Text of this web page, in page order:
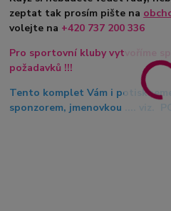
zeptat tak prosím pište na
volejte na +420 737 200 336
Pro sportovní kluby vytvoříme
požadavků !!!
Tento komplet Vám i
sponzorem, jmenovkou .... viz.